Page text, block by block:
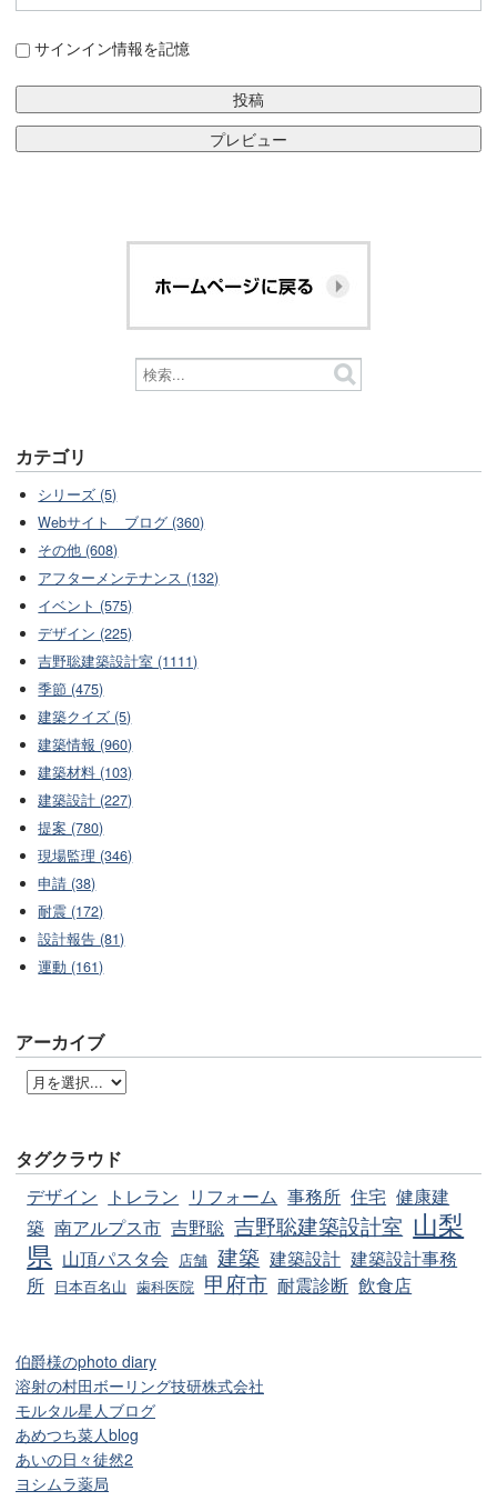
サインイン情報を記憶
カテゴリ
シリーズ (5)
Webサイト ブログ (360)
その他 (608)
アフターメンテナンス (132)
イベント (575)
デザイン (225)
吉野聡建築設計室 (1111)
季節 (475)
建築クイズ (5)
建築情報 (960)
建築材料 (103)
建築設計 (227)
提案 (780)
現場監理 (346)
申請 (38)
耐震 (172)
設計報告 (81)
運動 (161)
アーカイブ
タグクラウド
デザイン トレラン リフォーム 事務所 住宅 健康建
築 南アルプス市 吉野聡 吉野聡建築設計室 山梨
県 山頂パスタ会 店舗 建築 建築設計 建築設計事務
所
日本百名山 歯科医院 甲府市 耐震診断 飲食店
伯爵様のphoto diary
溶射の村田ボーリング技研株式会社
モルタル星人ブログ
あめつち菜人blog
あいの日々徒然2
ヨシムラ薬局